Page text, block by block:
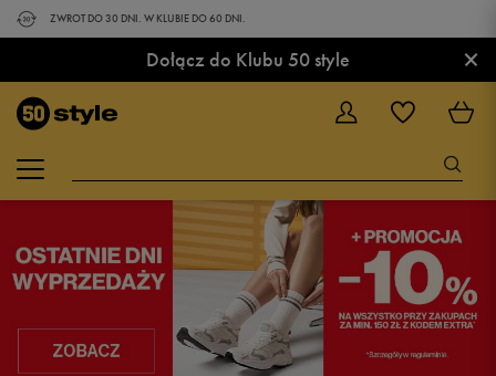
ZWROT DO 30 DNI. W KLUBIE DO 60 DNI.
Dołącz do Klubu 50 style ×